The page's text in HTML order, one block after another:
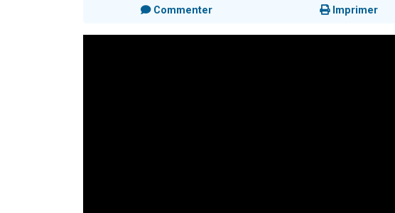
Commenter Imprimer